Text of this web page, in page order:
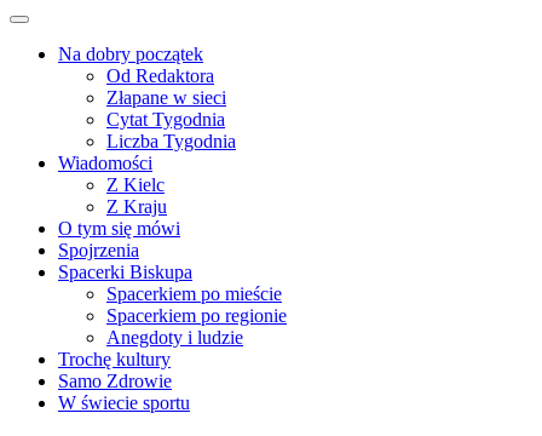
Na dobry początek
Od Redaktora
Złapane w sieci
Cytat Tygodnia
Liczba Tygodnia
Wiadomości
Z Kielc
Z Kraju
O tym się mówi
Spojrzenia
Spacerki Biskupa
Spacerkiem po mieście
Spacerkiem po regionie
Anegdoty i ludzie
Trochę kultury
Samo Zdrowie
W świecie sportu